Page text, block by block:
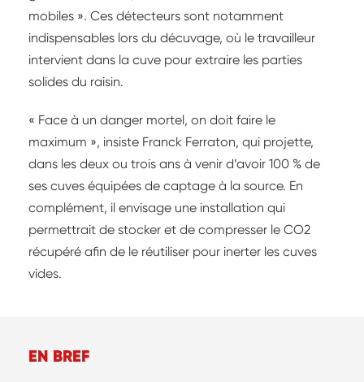
mobiles ». Ces détecteurs sont notamment
indispensables lors du décuvage, où le travailleur
intervient dans la cuve pour extraire les parties
solides du raisin.
« Face à un danger mortel, on doit faire le
maximum », insiste Franck Ferraton, qui projette,
dans les deux ou trois ans à venir d’avoir 100 % de
ses cuves équipées de captage à la source. En
complément, il envisage une installation qui
permettrait de stocker et de compresser le CO2
récupéré afin de le réutiliser pour inerter les cuves
vides.
EN BREF